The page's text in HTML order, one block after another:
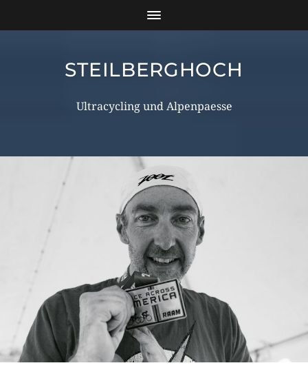
STEILBERGHOCH
Ultracycling und Alpenpaesse